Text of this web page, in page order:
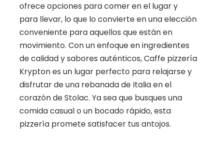
ofrece opciones para comer en el lugar y
para llevar, lo que lo convierte en una elección
conveniente para aquellos que están en
movimiento. Con un enfoque en ingredientes
de calidad y sabores auténticos, Caffe pizzería
Krypton es un lugar perfecto para relajarse y
disfrutar de una rebanada de Italia en el
corazón de Stolac. Ya sea que busques una
comida casual o un bocado rápido, esta
pizzería promete satisfacer tus antojos.